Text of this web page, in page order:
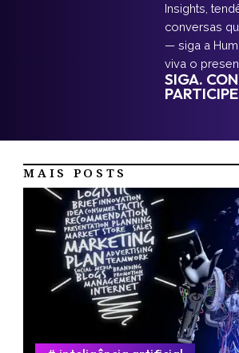
Insights,
conversas
— siga a
viva o
SIGA.
MAIS POSTS